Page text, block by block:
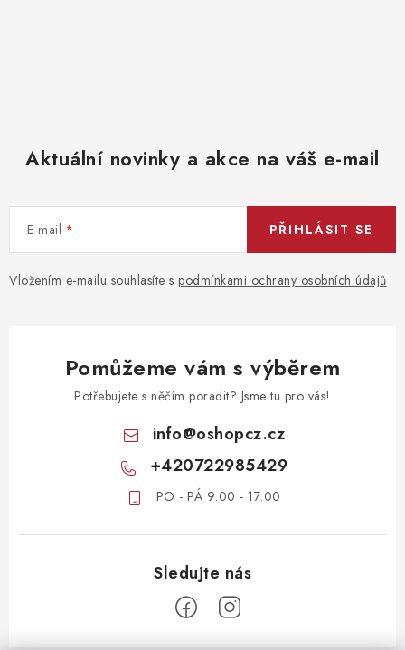
Aktuální novinky a akce na váš e-mail
E-mail
Vložením e-mailu souhlasíte s podmínkami ochrany osobních údajů
PŘIHLÁSIT SE
Pomůžeme vám s výběrem
Potřebujete s něčím poradit? Jsme tu pro vás!
info@oshopcz.cz
+420722985429
PO - PÁ 9:00 - 17:00